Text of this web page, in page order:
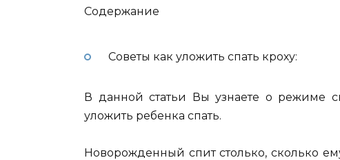
Содержание
Советы как уложить спать кроху:
В данной статьи Вы узнаете о режиме
уложить ребенка спать.
Новорожденный спит столько, сколько